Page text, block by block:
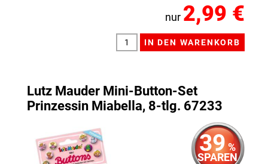
nur 2,99 €
Lutz Mauder Mini-Button-Set
Prinzessin Miabella, 8-tlg. 67233
39 %
SPAREN